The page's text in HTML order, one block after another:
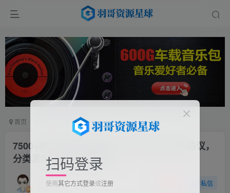
首页 正文
7500+款可商用字体合集！附带可商用证明协议，
分类清晰，建议收藏使用
羽哥
34天前更新
私信
扫码登录
使用其它方式登录或注册